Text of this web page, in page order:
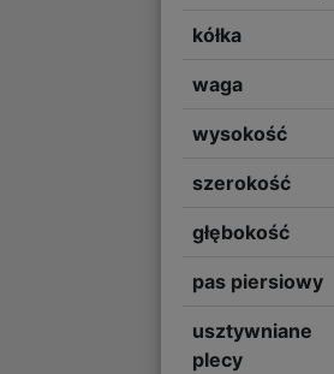
kółka
waga
wysokość
szerokość
głębokość
pas piersiowy
usztywniane
plecy